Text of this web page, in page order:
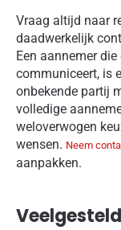
Vraag altijd naar
daadwerkelijk
Een aannemer
communiceert, is
onbekende partij
volledige
weloverwogen
wensen. Neem
aanpakken.